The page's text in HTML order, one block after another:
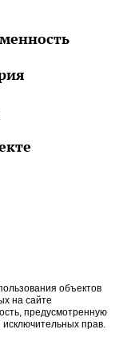
объектов
на сайте
предусмотренную
прав.